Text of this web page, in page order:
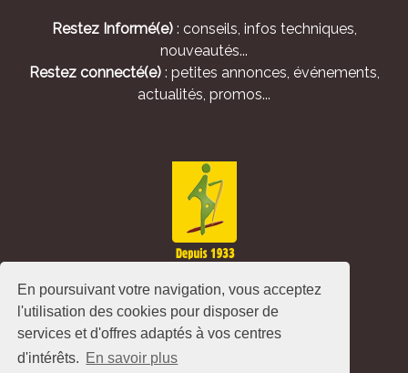
En poursuivant votre navigation, vous acceptez
l'utilisation des cookies pour disposer de
services et d'offres adaptés à vos centres
d'intérêts. En savoir plus
Restez Informé(e): conseils, infos techniques,
nouveautés...
Restez connecté(e): petites annonces, événements,
actualités, promos...